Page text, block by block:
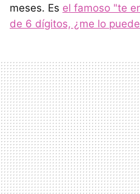
meses. Es el famoso "te
de 6 dígitos, ¿me lo